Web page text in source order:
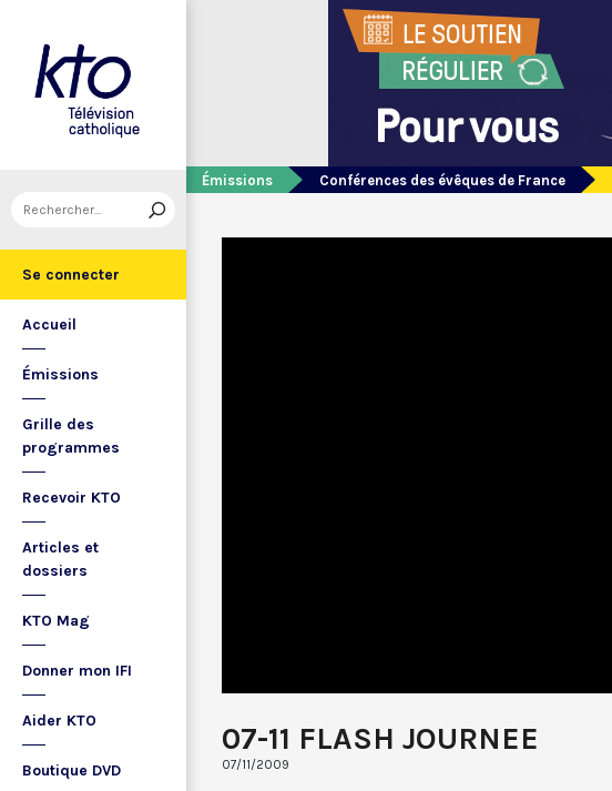
Se connecter
Accueil
Émissions
Grille des
programmes
Recevoir KTO
Articles et
dossiers
KTO Mag
Donner mon IFI
Aider KTO
Boutique DVD
Émissions Conférences des évêques de France
07-11 FLASH JOURNEE
07/11/2009